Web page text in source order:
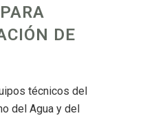
DE
técnicos del
del Agua y del